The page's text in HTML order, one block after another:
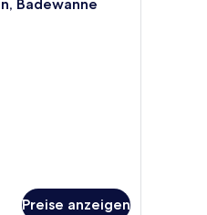
Badewanne
Preise anzeigen